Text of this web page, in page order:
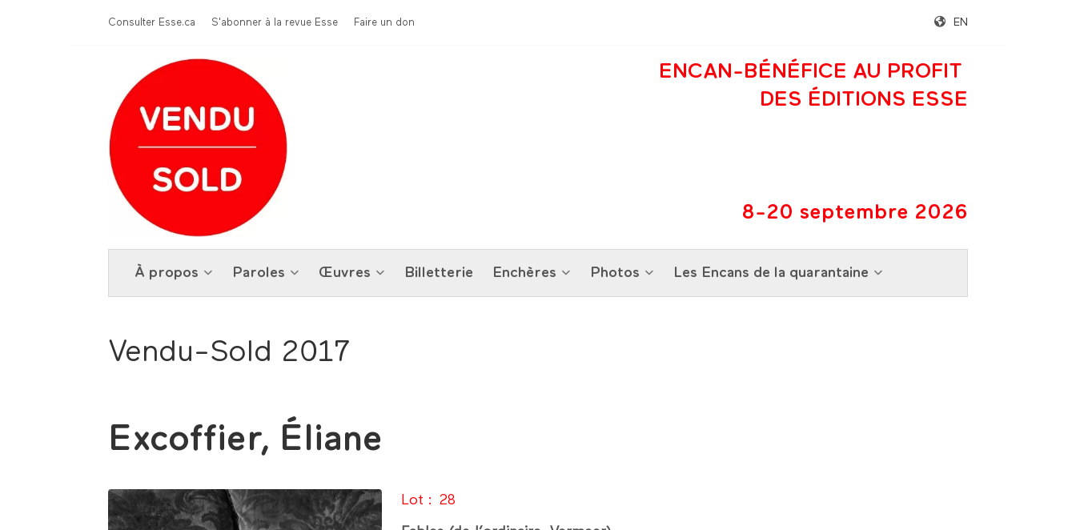
Menu Top
Consulter Esse.ca S'abonner à la revue Esse Faire un don EN
ENCAN-BÉNÉFICE AU PROFIT
DES ÉDITIONS ESSE
8-20 septembre 2026
À propos Paroles Œuvres Billetterie Enchères Photos Les Encans de la quarantaine
Vendu-Sold 2017
Excoffier, Éliane
Lot 28